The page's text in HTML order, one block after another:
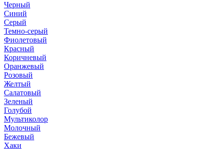
Черный
Синий
Серый
Темно-серый
Фиолетовый
Красный
Коричневый
Оранжевый
Розовый
Желтый
Салатовый
Зеленый
Голубой
Мультиколор
Молочный
Бежевый
Хаки